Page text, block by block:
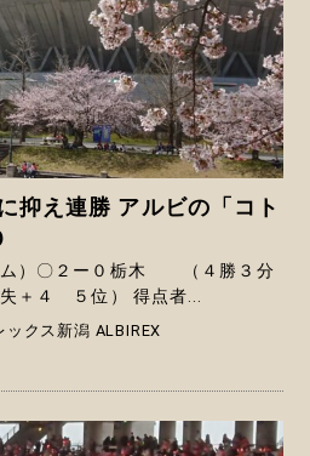
抑え連勝 アルビの「コト
ム）〇２ー０栃木 （４勝３分
＋４ ５位） 得点者...
ックス新潟 ALBIREX